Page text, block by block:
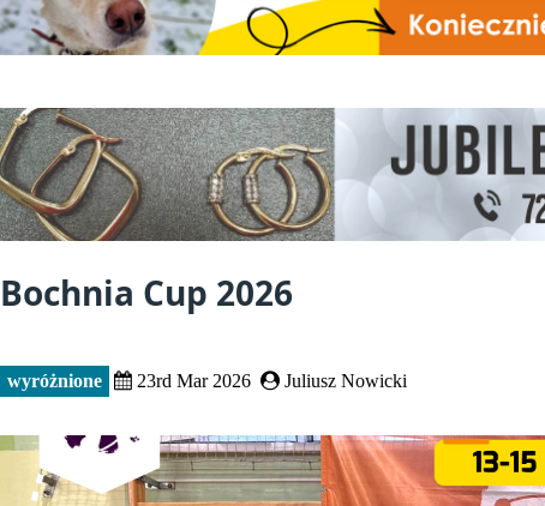
Bochnia Cup 2026
wyróżnione 23rd Mar 2026 Juliusz Nowicki